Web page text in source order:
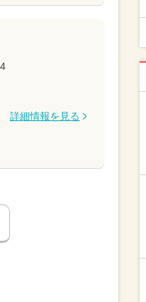
詳細情報を見る